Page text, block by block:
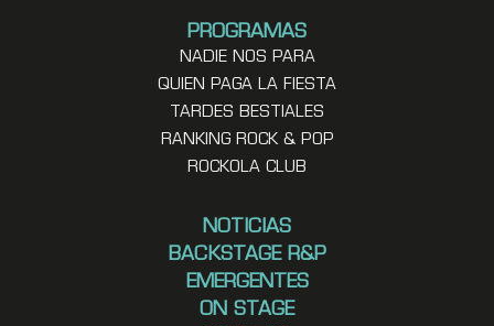
PROGRAMAS
NADIE NOS PARA
QUIEN PAGA LA FIESTA
TARDES BESTIALES
RANKING ROCK & POP
ROCKOLA CLUB
NOTICIAS
BACKSTAGE R&P
EMERGENTES
ON STAGE